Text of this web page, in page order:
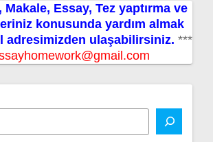
Makale, Essay, Tez yaptırma ve
konusunda yardım almak
adresimizden ulaşabilirsiniz. ***